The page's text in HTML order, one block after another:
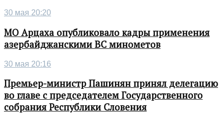
30 мая 20:20
МО Арцаха опубликовало кадры применения
азербайджанскими ВС минометов
30 мая 20:16
Премьер-министр Пашинян принял делегацию
во главе с председателем Государственного
собрания Республики Словения